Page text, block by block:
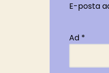
E-posta
Ad *